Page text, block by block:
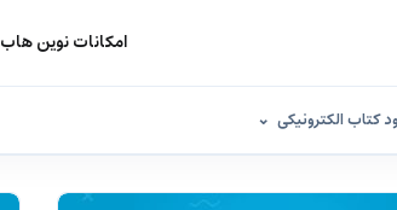
امکانات نوین هاب
کتاب الکترونیکی